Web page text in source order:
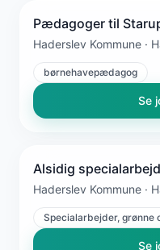
Pædagoger til
Haderslev Kommune ·
børnehavepædagog
Se
Alsidig
Haderslev Kommune ·
Specialarbejder, grønne
Se